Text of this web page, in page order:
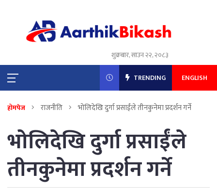
शुक्रबार, साउन २२, २०८३
TRENDING ENGLISH
होमपेज राजनीति भोलिदेखि दुर्गा प्रसाईंले तीनकुनेमा प्रदर्शन गर्ने
भोलिदेखि दुर्गा प्रसाईंले
तीनकुनेमा प्रदर्शन गर्ने